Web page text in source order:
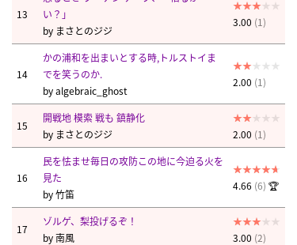
13
い？」
by まさとのジジ
3.00 (1)
14
かの浦和を出まいとする時,トルストイま
でを笑うのか.
byalgebraic_ghost
2.00 (1)
15
開戦地 模索 戦も 鎮静化
by まさとのジジ 2.00 (1)
16
民を怯ませ毎日の攻防この地に今迫る火を
見た
by竹笛
4.66 (6) 🏆
17
ゾルゲ、梨投げるぞ！
by南風 3.00 (2)